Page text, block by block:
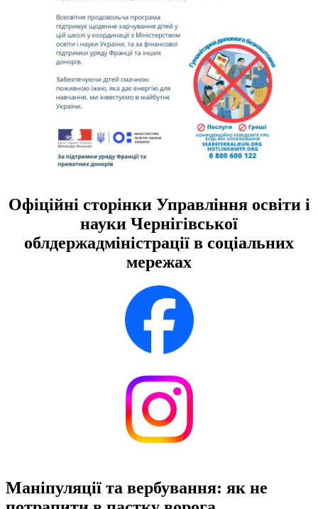
Офіційні сторінки Управління освіти і
науки Чернігівської
облдержадміністрації в соціальних
мережах
Маніпуляції та вербування: як не